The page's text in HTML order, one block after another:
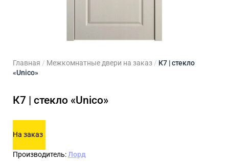
Главная / Межкомнатные двери на заказ / К7 | стекло
«Unico»
К7 | стекло «Unico»
На заказ
Производитель:Лорд